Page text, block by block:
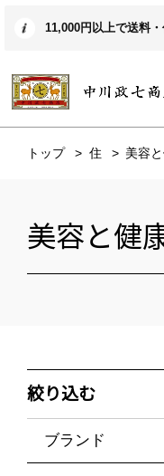
11,000円以上で送料
トップ 住 美容
美容と健
絞り込む
ブランド